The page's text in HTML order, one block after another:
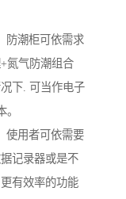
防潮柜可依需求
氮气防潮组合
下. 可当作电子
使用者可依需要
记录器或是不
有效率的功能